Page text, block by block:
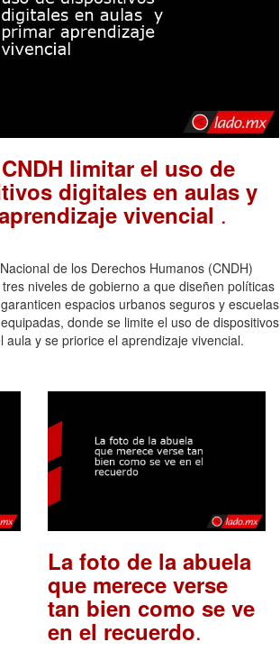
limitar el uso de
digitales en aulas y
vivencial .
de los Derechos Humanos (CNDH)
niveles de gobierno a que diseñen políticas
espacios urbanos seguros y escuelas
donde se limite el uso de dispositivos
aula y se priorice el aprendizaje vivencial.
La foto de la abuela
que merece verse
tan bien como se ve
en el recuerdo.